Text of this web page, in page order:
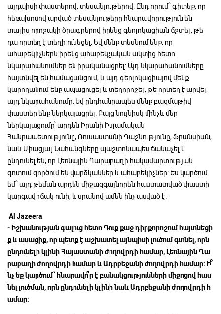
այդպիսի փաստերով, տեսանյութերով: Ընդ որում՝ գիտեք, որ
հեռախոսով արված տեսանյութերը հնարավորություն են
տալիս որոշակի ծրագրերով իրենց գեոլոկացիան ճշտել, թե
դա որտեղ է տեղի ունեցել: Եվ մենք տեսնում ենք, որ
ահաբեկիչներն իրենց ահաբեկչական ակտից հետո
նկարահանումներ են իրականացրել: Այդ նկարահանումները
հայտնվել են համացանցում, և այդ գեոլոկացիայով մենք
կարողանում ենք ապացուցել և տեղորոշել, թե որտեղ է արվել
այդ նկարահանումը: Եվ ընդհանրապես մենք բազմաթիվ
փաստեր ենք ներկայացրել: Բայց նույնիսկ մինչև մեր
ներկայացումը՝ արդեն Իրանի Իսլամական
Հանրապետությունը, Ռուսաստանի Դաշնությունը, Ֆրանսիան,
նաև Միացյալ Նահանգները պաշտոնապես ճանաչել և
ընդունել են, որ Լեռնային Ղարաբաղի հակամարտության
գոտում գործում են վարձկաններ և ահաբեկիչներ: Ես կարծում
եմ՝ այդ թեման արդեն միջազգայնորեն հաստատված փաստի
կարգավիճակ ունի, և սրանով ամեն ինչ ասված է:
Al Jazeera
- Իշխանությանգալուց հետոԴուք քաջդիրքորոշում հայտնեցի
քևասացիք,որպետք էաշխատել այնպիսիլուծումգտնել,որն
ընդունելիկլինիՀայաստանիժողովրդի համար, ԼեռնայինՂա
րաբաղիժողովրդի համարևԱդրբեջանիժողովրդի համար: Ի՞
նչ եքկարծում՝ հնարավո՞ր էբանակցություններիմիջոցով հաս
նել լուծման,որնընդունելիկլինինաևԱդրբեջանիժողովրդի հ
ամար: